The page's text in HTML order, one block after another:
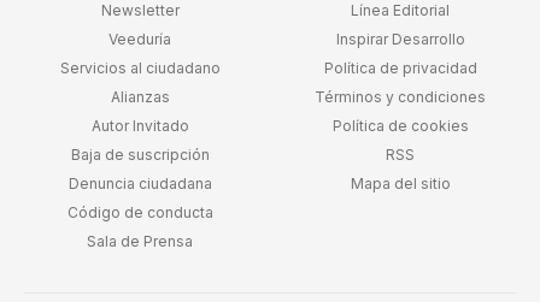
Newsletter
Veeduría
Servicios al ciudadano
Alianzas
Autor Invitado
Baja de suscripción
Denuncia ciudadana
Código de conducta
Sala de Prensa
Línea Editorial
Inspirar Desarrollo
Política de privacidad
Términos y condiciones
Política de cookies
RSS
Mapa del sitio